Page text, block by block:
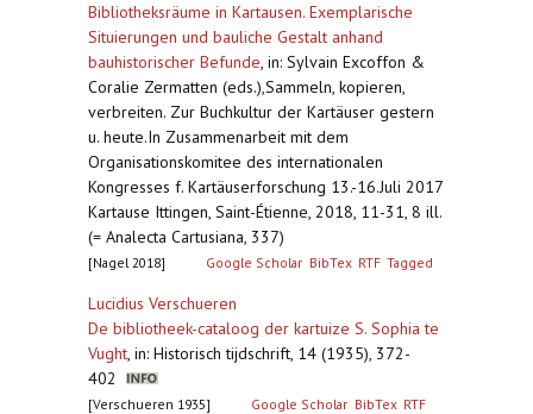
Bibliotheksräume in Kartausen. Exemplarische
Situierungen und bauliche Gestalt anhand
bauhistorischer Befunde, in: Sylvain Excoffon &
Coralie Zermatten (eds.),Sammeln, kopieren,
verbreiten. Zur Buchkultur der Kartäuser gestern
u. heute.In Zusammenarbeit mit dem
Organisationskomitee des internationalen
Kongresses f. Kartäuserforschung 13.-16.Juli 2017
Kartause Ittingen, Saint-Étienne, 2018, 11-31, 8 ill.
(= Analecta Cartusiana, 337)
[Nagel 2018] Google Scholar BibTex RTF Tagged
Lucidius Verschueren
De bibliotheek-cataloog der kartuize S. Sophia te
Vught, in: Historisch tijdschrift, 14 (1935), 372-
402
[Verschueren 1935] Google Scholar BibTex RTF